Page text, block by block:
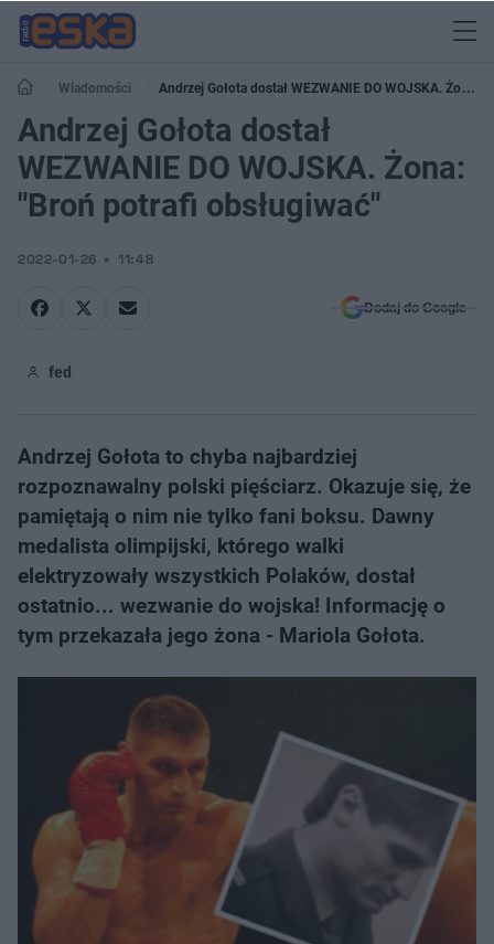
Wiadomości
Andrzej Gołota dostał WEZWANIE DO WOJSKA. Żona:
"Broń potrafi obsługiwać"
Andrzej Gołota dostał
WEZWANIE DO WOJSKA. Żona:
"Broń potrafi obsługiwać"
2022-01-26 11:48
Dodaj do Google
fed
Andrzej Gołota to chyba najbardziej
rozpoznawalny polski pięściarz. Okazuje się, że
pamiętają o nim nie tylko fani boksu. Dawny
medalista olimpijski, którego walki
elektryzowały wszystkich Polaków, dostał
ostatnio... wezwanie do wojska! Informację o
tym przekazała jego żona - Mariola Gołota.